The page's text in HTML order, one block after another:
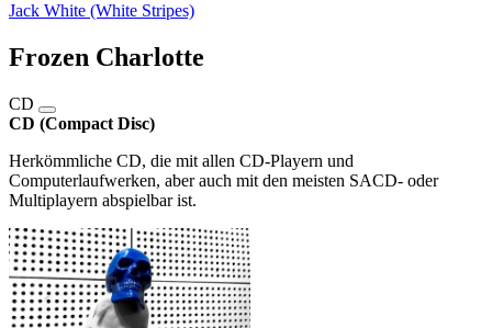
Jack White (White Stripes)
Frozen Charlotte
CD
CD (Compact Disc)
Herkömmliche CD, die mit allen CD-Playern und
Computerlaufwerken, aber auch mit den meisten SACD- oder
Multiplayern abspielbar ist.